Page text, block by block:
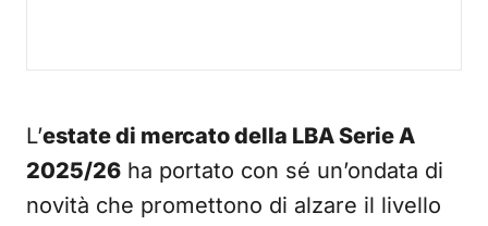
L’estate di mercato della LBA Serie A
2025/26 ha portato con sé un’ondata di
novità che promettono di alzare il livello